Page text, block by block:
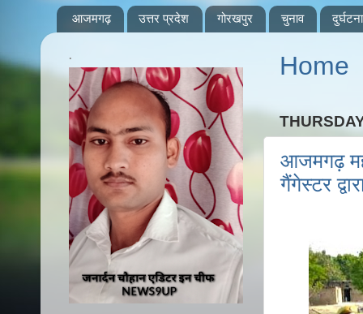
आजमगढ़ उत्तर प्रदेश गोरखपुर चुनाव दुर्घटना
Home
आजमगढ़
गैंगेस्टर
.